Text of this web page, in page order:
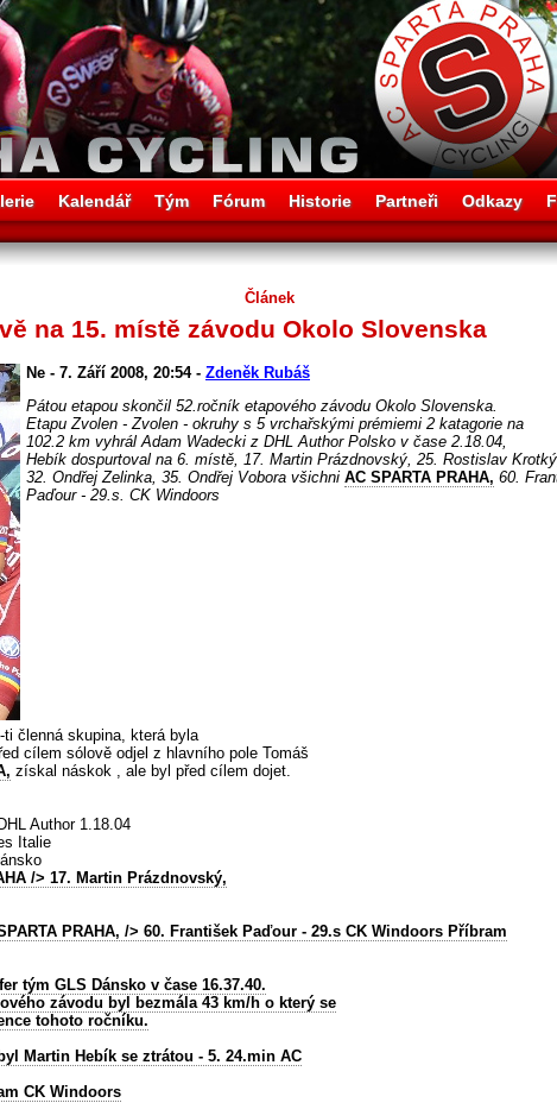
Kalendář Tým Fórum Historie Partneři Odkazy
Článek
na 15. místě závodu Okolo Slovenska
Ne - 7. Září 2008, 20:54 - Zdeněk Rubáš
Pátou etapou skončil 52.ročník etapového závodu Okolo Slovenska.
Etapu Zvolen - Zvolen - okruhy s 5 vrchařskými prémiemi 2 katagorie na
102.2 km vyhrál Adam Wadecki z DHL Author Polsko v čase 2.18.04,
Hebík dospurtoval na 6. místě, 17. Martin Prázdnovský, 25. Rostislav
32. Ondřej Zelinka, 35. Ondřej Vobora všichni AC SPARTA PRAHA, 60.
Paďour - 29.s. CK Windoors
členná skupina, která byla
cílem sólově odjel z hlavního pole Tomáš
získal náskok , ale byl před cílem dojet.
Author 1.18.04
Italie
/> 17. Martin Prázdnovský,
PRAHA, /> 60. František Paďour - 29.s CK Windoors Příbram
tým GLS Dánsko v čase 16.37.40.
závodu byl bezmála 43 km/h o který se
tohoto ročníku.
Martin Hebík se ztrátou - 5. 24.min AC
CK Windoors